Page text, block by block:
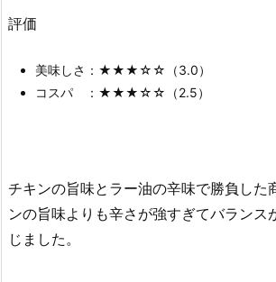
評価
美味しさ：★★★☆☆（3.0）
コスパ ：★★★☆☆（2.5）
チキンの旨味とラー油の辛味で勝負した
ンの旨味よりも辛さが強すぎてバランス
じました。